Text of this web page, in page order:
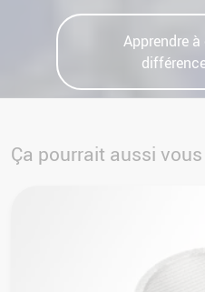
Apprendre
Ça pourrait aussi